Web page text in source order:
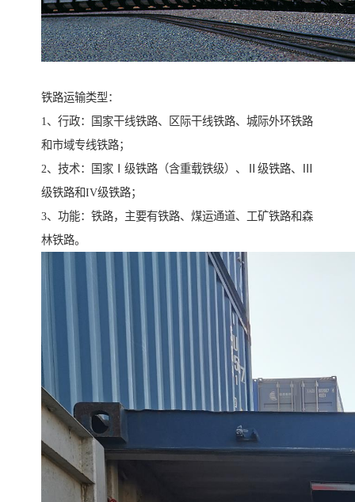
铁路运输类型：
1、行政：国家干线铁路、区际干线铁路、城际外环铁路
和市域专线铁路；
2、技术：国家Ⅰ级铁路（含重载铁级）、Ⅱ级铁路、Ⅲ
级铁路和IV级铁路；
3、功能：铁路，主要有铁路、煤运通道、工矿铁路和森
林铁路。